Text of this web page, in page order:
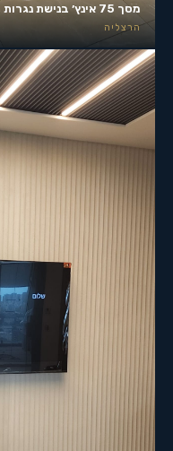
מסך 75 אינץ׳ בנישת נגרות
הרצליה